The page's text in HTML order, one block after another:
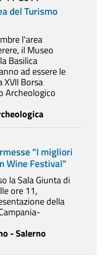
del Turismo
l'area
il Museo
Basilica
ad essere le
Borsa
Archeologico
"I migliori
Wine Festival"
la Sala Giunta di
ore 11,
della
- Salerno